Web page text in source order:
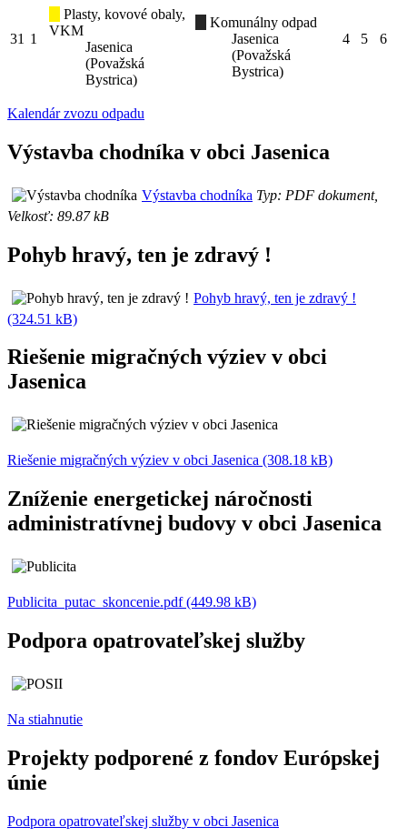
31 1
Plasty, kovové obaly,
VKM
Jasenica
(Považská
Bystrica)
Komunálny odpad
Jasenica
(Považská
Bystrica)
4 5 6
Kalendár zvozu odpadu
Výstavba chodníka v obci Jasenica
Výstavba chodníka Typ: PDF dokument,
Velkosť: 89.87 kB
Pohyb hravý, ten je zdravý !
Pohyb hravý, ten je zdravý !
(324.51 kB)
Riešenie migračných výziev v obci
Jasenica
Riešenie migračných výziev v obci Jasenica (308.18 kB)
Zníženie energetickej náročnosti
administratívnej budovy v obci Jasenica
Publicita_putac_skoncenie.pdf (449.98 kB)
Podpora opatrovateľskej služby
Na stiahnutie
Projekty podporené z fondov Európskej
únie
Podpora opatrovateľskej služby v obci Jasenica